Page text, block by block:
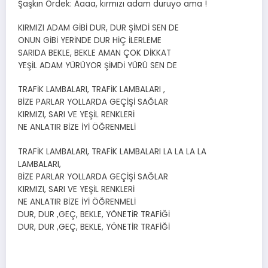
Şaşkın Ördek: Aaaa, kırmızı adam duruyo ama !
KIRMIZI ADAM GİBİ DUR, DUR ŞİMDİ SEN DE
ONUN GİBİ YERİNDE DUR HİÇ İLERLEME
SARIDA BEKLE, BEKLE AMAN ÇOK DİKKAT
YEŞİL ADAM YÜRÜYOR ŞİMDİ YÜRÜ SEN DE
TRAFİK LAMBALARI, TRAFİK LAMBALARI ,
BİZE PARLAR YOLLARDA GEÇİŞİ SAĞLAR
KIRMIZI, SARI VE YEŞİL RENKLERİ
NE ANLATIR BİZE İYİ ÖĞRENMELİ
TRAFİK LAMBALARI, TRAFİK LAMBALARI LA LA LA LA
LAMBALARI,
BİZE PARLAR YOLLARDA GEÇİŞİ SAĞLAR
KIRMIZI, SARI VE YEŞİL RENKLERİ
NE ANLATIR BİZE İYİ ÖĞRENMELİ
DUR, DUR ,GEÇ, BEKLE, YÖNETİR TRAFİĞİ
DUR, DUR ,GEÇ, BEKLE, YÖNETİR TRAFİĞİ